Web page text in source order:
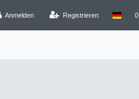
Anmelden Registrieren 0